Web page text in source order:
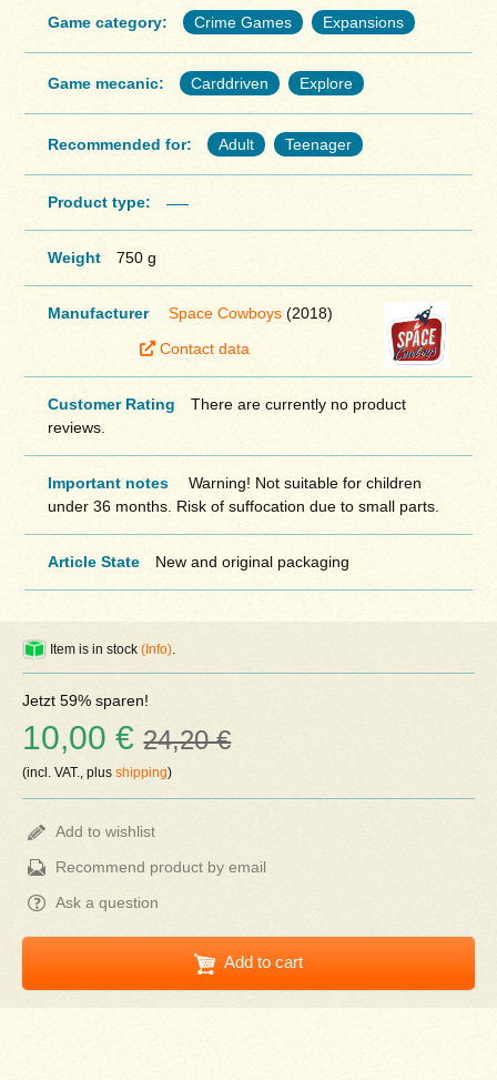
Game category: Crime Games Expansions
Game mecanic: Carddriven Explore
Recommended for: Adult Teenager
Product type:
Weight 750 g
Manufacturer Space Cowboys(2018)
Contact data
Customer Rating
There are currently no product
reviews.
Important notes
Warning! Not suitable for children
under 36 months. Risk of suffocation due to small parts.
Article State New and original packaging
Item is in stock(Info)
Jetzt 59% sparen!
10,00 €24,20 €
(incl. VAT., plusshipping)
Add to wishlist
Recommend product by email
Ask a question
Add to cart